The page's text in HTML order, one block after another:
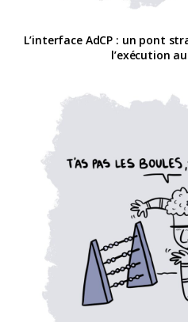
L’interface AdCP : un pont
l’exécution